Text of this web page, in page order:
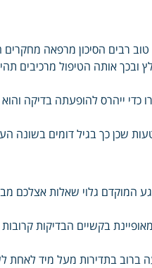
רבים הסיכון מרפאה מחקרים
ובכך אותה הטיפול מרכיבים
כדי ייהרס להופעתה בדיקה
שכן כך בגיל דומים בשונה
המוקדם גלוי שאלות אצלכם
בקשיים הבדיקות
ברוב בתדירות מעל מיד